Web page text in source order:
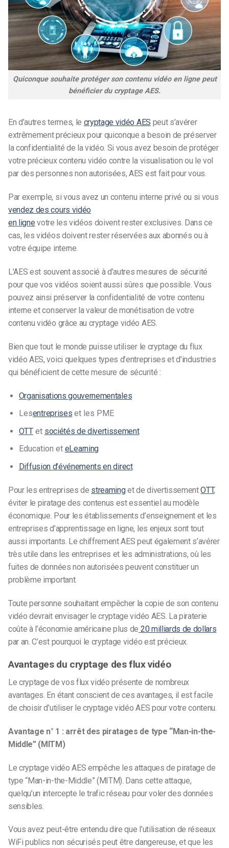
Quiconque souhaite protéger son contenu vidéo en ligne peut
bénéficier du cryptage AES.
En d’autres termes, le cryptage vidéo AES peut s’avérer
extrêmement précieux pour quiconque a besoin de préserver
la confidentialité de la vidéo. Si vous avez besoin de protéger
votre précieux contenu vidéo contre la visualisation ou le vol
par des personnes non autorisées, AES est fait pour vous.
Par exemple, si vous avez un contenu interne privé ou si vous
vendez des cours vidéo
en ligne votre les vidéos doivent rester exclusives. Dans ce
cas, les vidéos doivent rester réservées aux abonnés ou à
votre équipe interne.
L’AES est souvent associé à d’autres mesures de sécurité
pour que vos vidéos soient aussi sûres que possible. Vous
pouvez ainsi préserver la confidentialité de votre contenu
interne et conserver la valeur de monétisation de votre
contenu vidéo grâce au cryptage vidéo AES.
Bien que tout le monde puisse utiliser le cryptage du flux
vidéo AES, voici quelques types d’entreprises et d’industries
qui bénéficient de cette mesure de sécurité :
Organisations gouvernementales
Lesentreprises et les PME
OTTet sociétés de divertissement
Education et eLearning
Diffusion d’événements en direct
Pour les entreprises de streaminget de divertissementOTT,
éviter le piratage des contenus est essentiel au modèle
économique. Pour les établissements d’enseignement et les
entreprises d’apprentissage en ligne, les enjeux sont tout
aussi importants. Le chiffrement AES peut également s’avérer
très utile dans les entreprises et les administrations, où les
fuites de données non autorisées peuvent constituer un
problème important.
Toute personne souhaitant empêcher la copie de son contenu
vidéo devrait envisager le cryptage vidéo AES. La piraterie
coûte à l’économie américaine plus de 20 milliards de dollars
par an. C’est pourquoi le cryptage vidéo est précieux.
Avantages du cryptage des flux vidéo
Le cryptage de vos flux vidéo présente de nombreux
avantages. En étant conscient de ces avantages, il est facile
de choisir d’utiliser le cryptage vidéo AES pour votre contenu.
Avantage n° 1 : arrêt des piratages de type “Man-in-the-
Middle” (MITM)
Le cryptage vidéo AES empêche les attaques de piratage de
type “Man-in-the-Middle” (MITM). Dans cette attaque,
quelqu’un intercepte le trafic réseau pour voler des données
sensibles.
Vous avez peut-être entendu dire que l’utilisation de réseaux
WiFi publics non sécurisés peut être dangereuse, et que les